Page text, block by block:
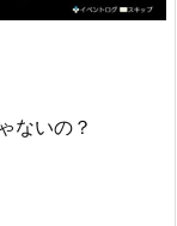
ないの？